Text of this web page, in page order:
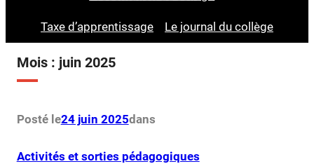
Taxe d’apprentissage Le journal du collège
Mois : juin 2025
Posté le24 juin 2025dans
Activités et sorties pédagogiques